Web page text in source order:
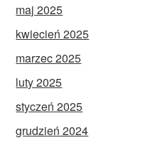
maj 2025
kwiecień 2025
marzec 2025
luty 2025
styczeń 2025
grudzień 2024